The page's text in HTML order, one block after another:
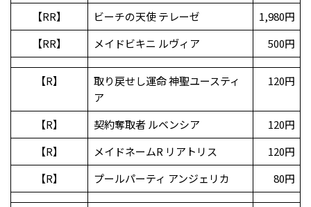
【RR】 ビーチの天使 テレーゼ
1,980円
【RR】
メイドビキニ ルヴィア 500円
【R】
取り戻せし運命 神聖ユースティ
ア
120円
【R】 契約奪取者 ルベンシア
120円
【R】
メイドネームR リアトリス
120円
【R】
プールパーティ アンジェリカ 80円